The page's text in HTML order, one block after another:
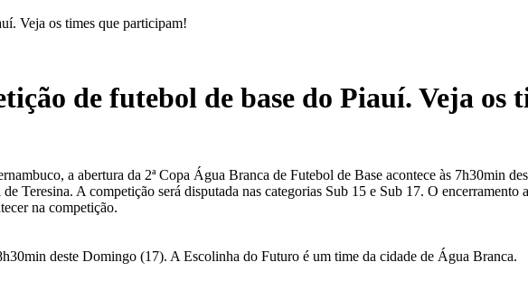
Veja os times que participam!
de futebol de base do Piauí. Veja os
a abertura da 2ª Copa Água Branca de Futebol de Base acontece às 7h30min
Teresina. A competição será disputada nas categorias Sub 15 e Sub 17. O encerramento
na competição.
deste Domingo (17). A Escolinha do Futuro é um time da cidade de Água Branca.